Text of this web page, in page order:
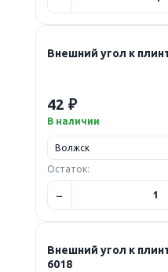
Внешний угол к
42 ₽
В наличии
Остаток:
Внешний угол к
6018